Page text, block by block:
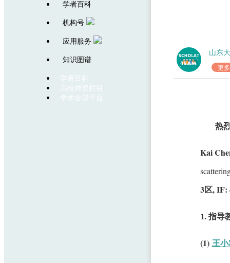
学者百科
机构号
应用服务
知识图谱
学者百科
高校师资栏目
学术会议平台
山东
更
热
Kai
3区, IF:
1. 指导
(1) 王